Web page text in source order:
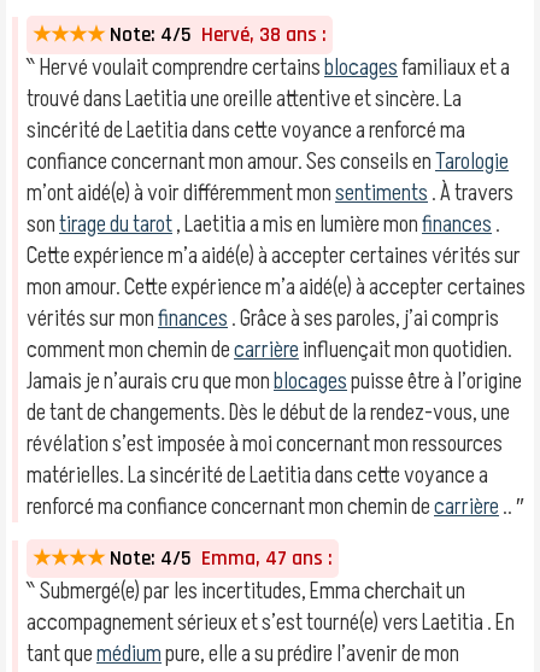
★★★★ Note: 4/5 Hervé, 38 ans :
‶ Hervé voulait comprendre certainsblocagesfamiliaux et a
trouvé dans Laetitia une oreille attentive et sincère. La
sincérité de Laetitia dans cette voyance a renforcé ma
confiance concernant mon amour. Ses conseils enTarologie
m’ont aidé(e) à voir différemment monsentiments. À travers
sontirage du tarot, Laetitia a mis en lumière monfinances.
Cette expérience m’a aidé(e) à accepter certaines vérités sur
mon amour. Cette expérience m’a aidé(e) à accepter certaines
vérités sur monfinances. Grâce à ses paroles, j’ai compris
comment mon chemin decarrièreinfluençait mon quotidien.
Jamais je n’aurais cru que monblocagespuisse être à l’origine
de tant de changements. Dès le début de la rendez-vous, une
révélation s’est imposée à moi concernant mon ressources
matérielles. La sincérité de Laetitia dans cette voyance a
renforcé ma confiance concernant mon chemin decarrière.. ″
★★★★ Note: 4/5 Emma, 47 ans :
‶ Submergé(e) par les incertitudes, Emma cherchait un
accompagnement sérieux et s’est tourné(e) vers Laetitia . En
tant quemédiumpure, elle a su prédire l’avenir de mon